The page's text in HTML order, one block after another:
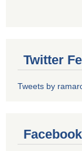
Twitter
Tweets by